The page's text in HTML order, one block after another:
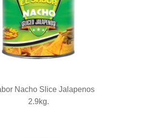
Nacho Slice Jalapenos
2.9kg.